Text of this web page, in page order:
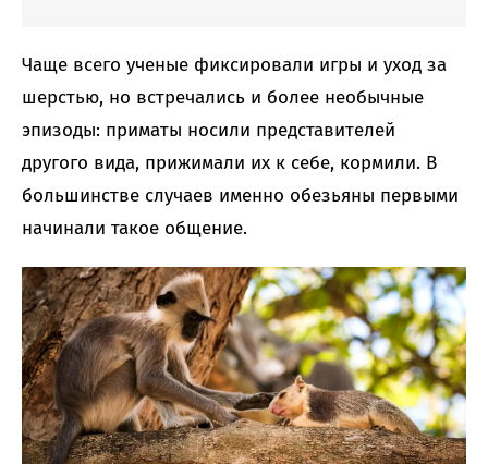
Чаще всего ученые фиксировали игры и уход за
шерстью, но встречались и более необычные
эпизоды: приматы носили представителей
другого вида, прижимали их к себе, кормили. В
большинстве случаев именно обезьяны первыми
начинали такое общение.